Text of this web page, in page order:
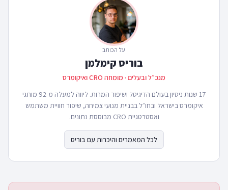
על הכותב
בוריס קימלמן
מנכ״ל ובעלים · מומחה CRO ואיקומרס
17 שנות ניסיון בעולם הדיגיטל ושיפור המרות. ליווה למעלה מ-92 מותגי
איקומרס בישראל ובחו״ל בבניית מנועי צמיחה, שיפור חוויית משתמש
ואסטרטגיית CRO מבוססת נתונים.
לכל המאמרים והיכרות עם בוריס